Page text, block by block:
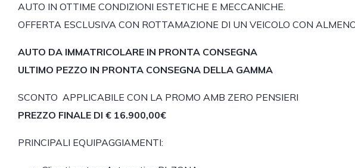
AUTO IN OTTIME CONDIZIONI ESTETICHE E MECCANICHE.
OFFERTA ESCLUSIVA CON ROTTAMAZIONE DI UN VEICOLO CON
AUTO DA IMMATRICOLARE IN PRONTA CONSEGNA
ULTIMO PEZZO IN PRONTA CONSEGNA DELLA GAMMA
SCONTO APPLICABILE CON LA PROMO AMB ZERO PENSIERI
PREZZO FINALE DI € 16.900,00€
PRINCIPALI EQUIPAGGIAMENTI: